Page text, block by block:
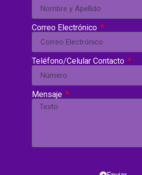
Correo Electrónico
Teléfono/Celular Contacto
Mensaje